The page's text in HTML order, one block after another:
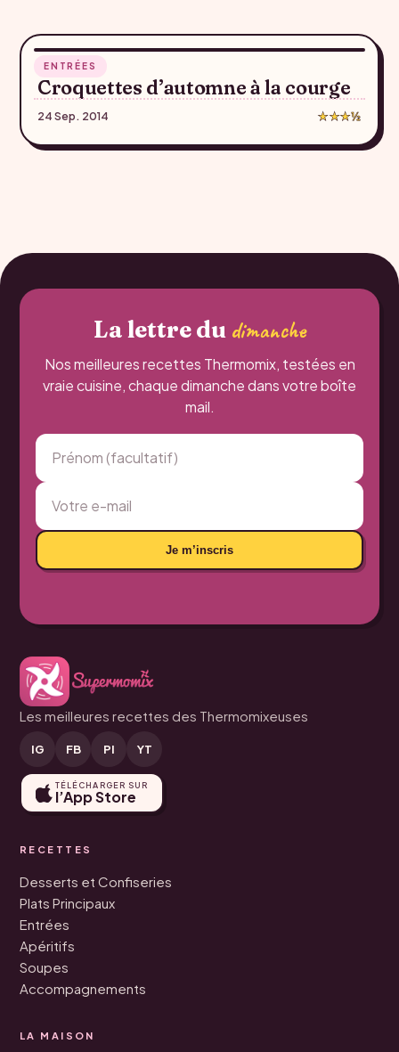
ENTRÉES
Croquettes d’automne à la courge
24 Sep. 2014 ★★★½
La lettre du dimanche
Nos meilleures recettes Thermomix, testées en
vraie cuisine, chaque dimanche dans votre boîte
mail.
Je m’inscris
Les meilleures recettes des Thermomixeuses
IG FB PI YT
TÉLÉCHARGER SUR
l’App Store
RECETTES
Desserts et Confiseries
Plats Principaux
Entrées
Apéritifs
Soupes
Accompagnements
LA MAISON